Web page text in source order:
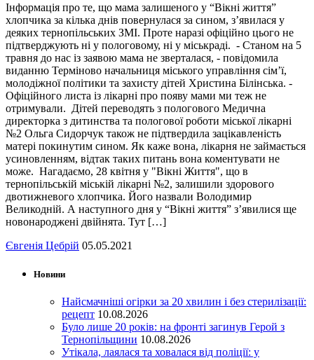
Інформація про те, що мама залишеного у “Вікні життя”
хлопчика за кілька днів повернулася за сином, з’явилася у
деяких тернопільських ЗМІ. Проте наразі офіційно цього не
підтверджують ні у пологовому, ні у міськраді. - Станом на 5
травня до нас із заявою мама не зверталася, - повідомила
виданню Терміново начальниця міського управління сім’ї,
молодіжної політики та захисту дітей Христина Білінська. -
Офіційного листа із лікарні про появу мами ми теж не
отримували. Дітей переводять з пологового Медична
директорка з дитинства та пологової роботи міської лікарні
№2 Ольга Сидорчук також не підтвердила зацікавленість
матері покинутим сином. Як каже вона, лікарня не займається
усиновленням, відтак таких питань вона коментувати не
може. Нагадаємо, 28 квітня у "Вікні Життя", що в
тернопільській міській лікарні №2, залишили здорового
двотижневого хлопчика. Його назвали Володимир
Великодній. А наступного дня у “Вікні життя” з’явилися ще
новонароджені двійнята. Тут […]
Євгенія Цебрій 05.05.2021
Новини
Найсмачніші огірки за 20 хвилин і без стерилізації:
рецепт 10.08.2026
Було лише 20 років: на фронті загинув Герой з
Тернопільщини 10.08.2026
Утікала, лаялася та ховалася від поліції: у